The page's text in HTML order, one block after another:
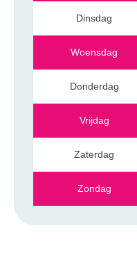
Dinsdag
Woensdag
Donderdag
Vrijdag
Zaterdag
Zondag